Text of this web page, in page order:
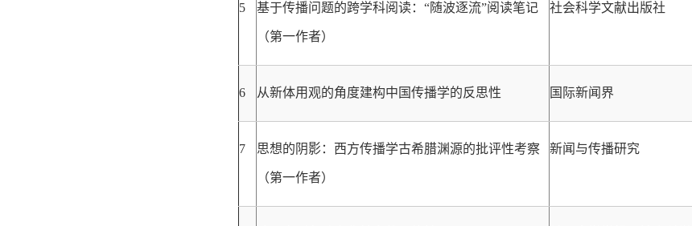
5 基于传播问题的跨学科阅读：“随波逐流”阅读笔记
（第一作者）
社会科学文献出版社
6 从新体用观的角度建构中国传播学的反思性 国际新闻界
7 思想的阴影：西方传播学古希腊渊源的批评性考察
（第一作者）
新闻与传播研究